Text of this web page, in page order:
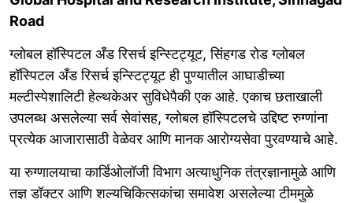
Road
ग्लोबल हॉस्पिटल अँड रिसर्च इन्स्टिट्यूट, सिंहगड रोड ग्लोबल
हॉस्पिटल अँड रिसर्च इन्स्टिट्यूट ही पुण्यातील आघाडीच्या
मल्टीस्पेशालिटी हेल्थकेअर सुविधेपैकी एक आहे. एकाच छताखाली
उपलब्ध असलेल्या सर्व सेवांसह, ग्लोबल हॉस्पिटलचे उद्दिष्ट रुग्णांना
प्रत्येक आजारासाठी वेळेवर आणि मानक आरोग्यसेवा पुरवण्याचे आहे.
या रुग्णालयाचा कार्डिओलॉजी विभाग अत्याधुनिक तंत्रज्ञानामुळे आणि
तज्ञ डॉक्टर आणि शल्यचिकित्सकांचा समावेश असलेल्या टीममुळे